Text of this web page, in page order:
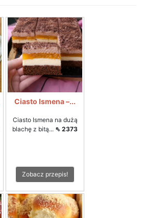
Ciasto Ismena –...
Ciasto Ismena na dużą
blachę z bitą... ⇖ 2373
Zobacz przepis!